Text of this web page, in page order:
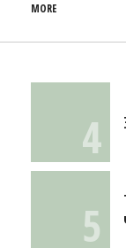
MORE
4
5